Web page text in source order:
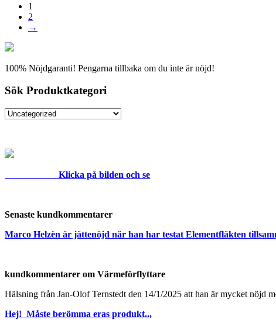
1
2
→
100% Nöjdgaranti! Pengarna tillbaka om du inte är nöjd!
Sök Produktkategori
Klicka på bilden och se
Senaste kundkommentarer
Marco Helzèn är jättenöjd när han har testat Elementfläkten
kundkommentarer om Värmeförflyttare
Hälsning från Jan-Olof Ternstedt den 14/1/2025 att han är mycket nöjd
Hej! Måste berömma eras produkt..,